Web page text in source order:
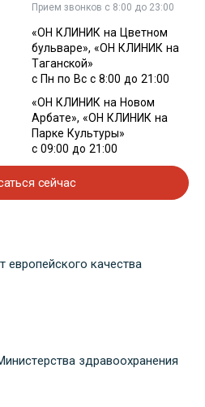
Прием звонков с 8:00 до 23:00
«ОН КЛИНИК на Цветном
бульваре», «ОН КЛИНИК на
Таганской»
с Пн по Вс с 8:00 до 21:00
«ОН КЛИНИК на Новом
Арбате», «ОН КЛИНИК на
Парке Культуры»
с 09:00 до 21:00
сейчас
европейского качества
здравоохранения